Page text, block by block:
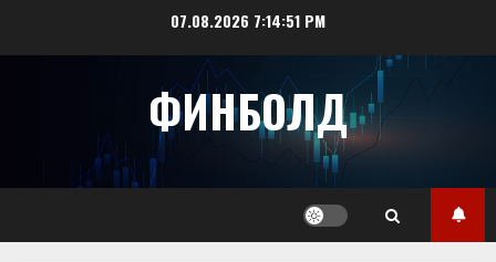
07.08.2026 7:14:51 PM
ФИНБОЛД